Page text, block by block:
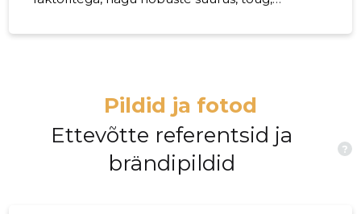
keskmine suurus ja milliseid erivajadusi neil võib
olla. Näiteks, kas hobused on harjunud treileriga
sõitma või on see nende jaoks esmakordne
Pildid ja fotod
Ettevõtte referentsid ja
brändipildid
?